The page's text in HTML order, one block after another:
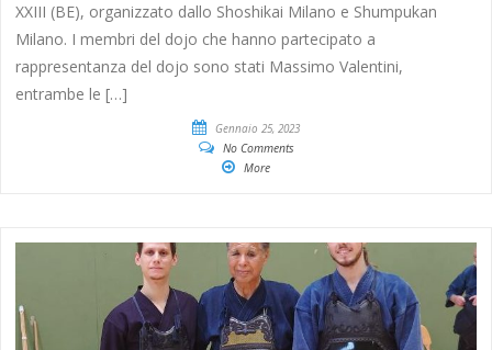
XXIII (BE), organizzato dallo Shoshikai Milano e Shumpukan
Milano. I membri del dojo che hanno partecipato a
rappresentanza del dojo sono stati Massimo Valentini,
entrambe le […]
Gennaio 25, 2023
No Comments
More